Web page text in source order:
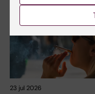
23 jul 2026